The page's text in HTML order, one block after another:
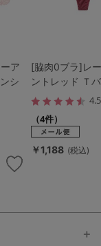
ア
シ
[脇肉0ブラ]レ
ントレッド Ｔ
4.5
（4件）
￥1,188 (税込)